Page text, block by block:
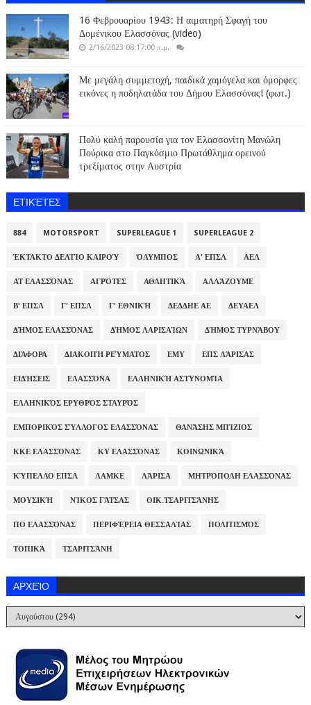
16 Φεβρουαρίου 1943: Η αιματηρή Σφαγή του
Δομένικου Ελασσόνας (video)
2/16/2023 08:17:00 π.μ.
Με μεγάλη συμμετοχή, παιδικά χαμόγελα και όμορφες
εικόνες η ποδηλατάδα του Δήμου Ελασσόνας! (φωτ.)
Πολύ καλή παρουσία για τον Ελασσονίτη Μανώλη
Πούρικα στο Παγκόσμιο Πρωτάθλημα ορεινού
τρεξίματος στην Αυστρία
ΕΤΙΚΈΤΕΣ
884 MOTORSPORT SUPERLEAGUE 1 SUPERLEAGUE 2
ΈΚΤΑΚΤΟ ΔΕΛΤΊΟ ΚΑΙΡΟΎ ΌΛΥΜΠΟΣ Α' ΕΠΣΛ ΑΕΛ
ΑΤ ΕΛΑΣΣΌΝΑΣ ΑΓΡΌΤΕΣ ΑΘΛΗΤΙΚΆ ΑΛΛΆΖΟΥΜΕ
Β' ΕΠΣΛ Γ' ΕΠΣΛ Γ' ΕΘΝΙΚΉ ΔΕΔΔΗΕ ΑΕ ΔΕΥΑΕΛ
ΔΉΜΟΣ ΕΛΑΣΣΌΝΑΣ ΔΉΜΟΣ ΛΑΡΙΣΑΊΩΝ ΔΉΜΟΣ ΤΥΡΝΆΒΟΥ
ΔΙΆΦΟΡΑ ΔΙΑΚΟΠΉ ΡΕΎΜΑΤΟΣ ΕΜΥ ΕΠΣ ΛΆΡΙΣΑΣ
ΕΙΔΉΣΕΙΣ ΕΛΑΣΣΌΝΑ ΕΛΛΗΝΙΚΉ ΑΣΤΥΝΟΜΊΑ
ΕΛΛΗΝΙΚΌΣ ΕΡΥΘΡΌΣ ΣΤΑΥΡΌΣ
ΕΜΠΟΡΙΚΌΣ ΣΎΛΛΟΓΟΣ ΕΛΑΣΣΌΝΑΣ ΘΑΝΆΣΗΣ ΜΠΊΖΙΟΣ
ΚΚΕ ΕΛΑΣΣΌΝΑΣ ΚΥ ΕΛΑΣΣΌΝΑΣ ΚΟΙΝΩΝΙΚΆ
ΚΎΠΕΛΛΟ ΕΠΣΛ ΛΑΜΚΕ ΛΆΡΙΣΑ ΜΗΤΡΌΠΟΛΗ ΕΛΑΣΣΌΝΑΣ
ΜΟΥΣΙΚΉ ΝΊΚΟΣ ΓΆΤΣΑΣ ΟΙΚ.ΤΣΑΡΙΤΣΆΝΗΣ
ΠΟ ΕΛΑΣΣΌΝΑΣ ΠΕΡΙΦΈΡΕΙΑ ΘΕΣΣΑΛΊΑΣ ΠΟΛΙΤΙΣΜΌΣ
ΤΟΠΙΚΆ ΤΣΑΡΙΤΣΆΝΗ
ΑΡΧΕΊΟ